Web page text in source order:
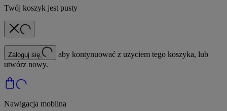
Twój koszyk jest pusty
Zaloguj się,
aby kontynuować z użyciem tego koszyka, lub
utwórz nowy.
Nawigacja mobilna